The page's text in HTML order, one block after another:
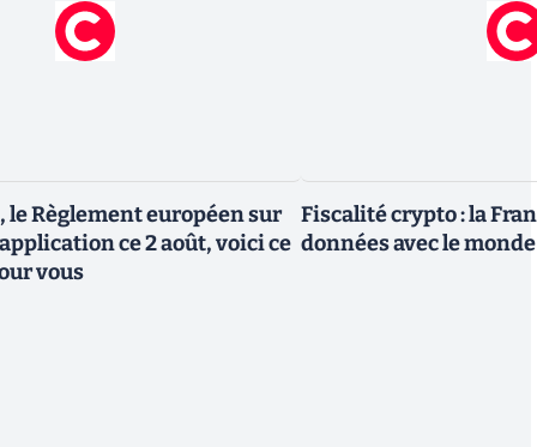
le Règlement européen sur
ce 2 août, voici ce
vous
Fiscalité crypto : la
données avec le